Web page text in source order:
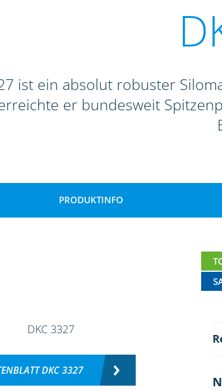
ist ein absolut robuster
er bundesweit
PRODUKTINFO
DKC 3327